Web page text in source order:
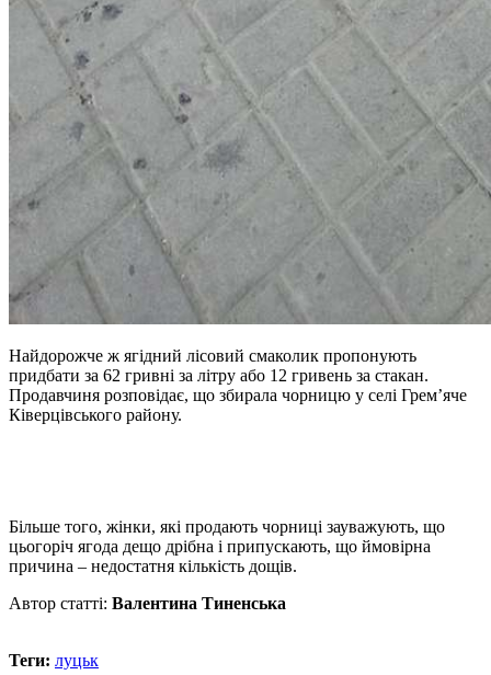
Найдорожче ж ягідний лісовий смаколик пропонують
придбати за 62 гривні за літру або 12 гривень за стакан.
Продавчиня розповідає, що збирала чорницю у селі Грем’яче
Ківерцівського району.
Більше того, жінки, які продають чорниці зауважують, що
цьогоріч ягода дещо дрібна і припускають, що ймовірна
причина – недостатня кількість дощів.
Автор статті: Валентина Тиненська
Теги: луцьк